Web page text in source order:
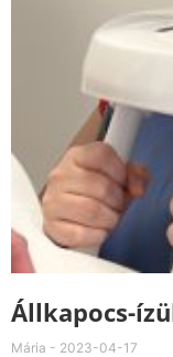
Állkapocs-
Mária 2023-04-17